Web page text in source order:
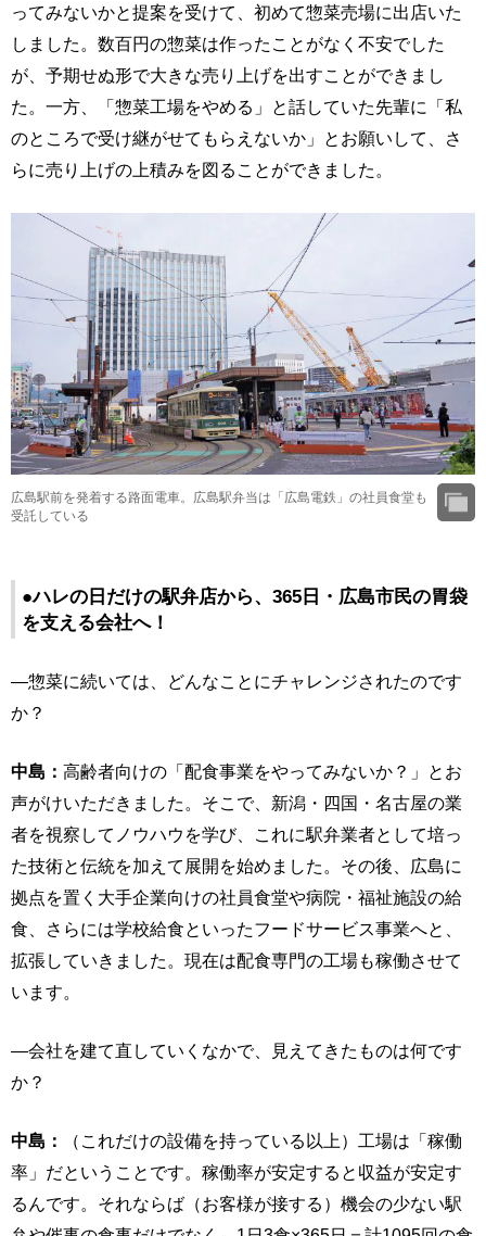
ってみないかと提案を受けて、初めて惣菜売場に出店いた
しました。数百円の惣菜は作ったことがなく不安でした
が、予期せぬ形で大きな売り上げを出すことができまし
た。一方、「惣菜工場をやめる」と話していた先輩に「私
のところで受け継がせてもらえないか」とお願いして、さ
らに売り上げの上積みを図ることができました。
広島駅前を発着する路面電車。広島駅弁当は「広島電鉄」の社員食堂も
受託している
●ハレの日だけの駅弁店から、365日・広島市民の胃袋
を支える会社へ！
―惣菜に続いては、どんなことにチャレンジされたのです
か？
中島： 高齢者向けの「配食事業をやってみないか？」とお
声がけいただきました。そこで、新潟・四国・名古屋の業
者を視察してノウハウを学び、これに駅弁業者として培っ
た技術と伝統を加えて展開を始めました。その後、広島に
拠点を置く大手企業向けの社員食堂や病院・福祉施設の給
食、さらには学校給食といったフードサービス事業へと、
拡張していきました。現在は配食専門の工場も稼働させて
います。
―会社を建て直していくなかで、見えてきたものは何です
か？
中島：
（これだけの設備を持っている以上）工場は「稼働
率」だということです。稼働率が安定すると収益が安定す
るんです。それならば（お客様が接する）機会の少ない駅